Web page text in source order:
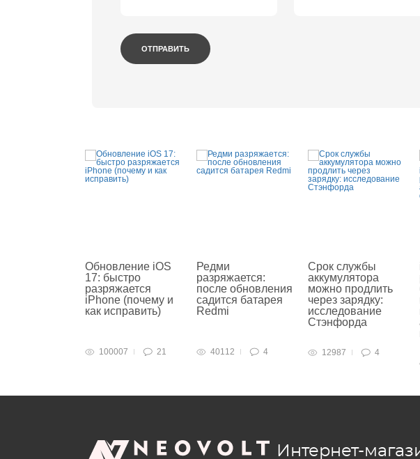
Обновление iOS
17: быстро
разряжается
iPhone (почему и
как исправить)
100007 21
Редми
разряжается:
после обновления
садится батарея
Redmi
40112 4
Срок службы
аккумулятора
можно продлить
через зарядку:
исследование
Стэнфорда
12987 4
Интернет-